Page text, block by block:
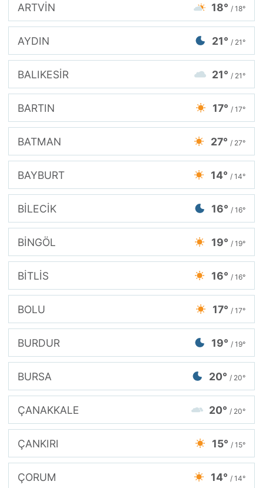
ARTVİN 18° / 18°
AYDIN 21° / 21°
BALIKESİR 21° / 21°
BARTIN 17° / 17°
BATMAN 27° / 27°
BAYBURT 14° / 14°
BİLECİK 16° / 16°
BİNGÖL 19° / 19°
BİTLİS 16° / 16°
BOLU 17° / 17°
BURDUR 19° / 19°
BURSA 20° / 20°
ÇANAKKALE 20° / 20°
ÇANKIRI 15° / 15°
ÇORUM 14° / 14°